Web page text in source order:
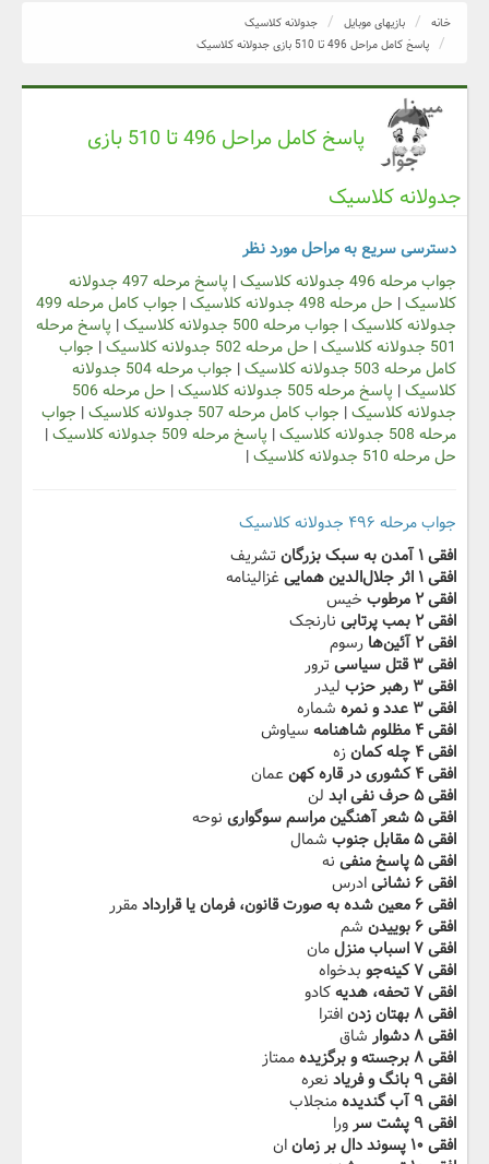
خانه بازیهای موبایل
جدولانه کلاسیک
پاسخ کامل مراحل 496 تا 510 بازی جدولانه کلاسیک
پاسخ کامل مراحل 496 تا 510 بازی
جدولانه کلاسیک
دسترسی سریع به مراحل مورد نظر
جواب مرحله 496 جدولانه کلاسیک
|
پاسخ مرحله 497 جدولانه
کلاسیک| حل مرحله 498 جدولانه کلاسیک |
جواب کامل مرحله 499
جدولانه کلاسیک| جواب مرحله 500 جدولانه کلاسیک | پاسخ مرحله
501 جدولانه کلاسیک
| حل مرحله 502 جدولانه کلاسیک | جواب
کامل مرحله 503 جدولانه کلاسیک
|
جواب مرحله 504 جدولانه
کلاسیک| پاسخ مرحله 505 جدولانه کلاسیک |
حل مرحله 506
جدولانه کلاسیک| جواب کامل مرحله 507 جدولانه کلاسیک | جواب
مرحله 508 جدولانه کلاسیک
| پاسخ مرحله 509 جدولانه کلاسیک
|
حل مرحله 510 جدولانه کلاسیک
|
جواب مرحله ۴۹۶ جدولانه کلاسیک
افقی ۱ آمدن به سبک بزرگان
تشریف
افقی ۱ اثر جلال‌الدین همایی
غزالینامه
افقی ۲ مرطوب
خیس
افقی ۲ بمب پرتابی
نارنجک
افقی ۲ آئین‌ها
رسوم
افقی ۳ قتل سیاسی
ترور
افقی ۳ رهبر حزب
لیدر
افقی ۳ عدد و نمره
شماره
افقی ۴ مظلوم شاهنامه
سیاوش
افقی ۴ چله کمان
زه
افقی ۴ کشوری در قاره کهن
عمان
افقی ۵ حرف نفی ابد
لن
افقی ۵ شعر آهنگین مراسم سوگواری
نوحه
افقی ۵ مقابل جنوب
شمال
افقی ۵ پاسخ منفی
نه
افقی ۶ نشانی
ادرس
افقی ۶ معین شده به صورت قانون، فرمان یا قرارداد
مقرر
افقی ۶ بوییدن
شم
افقی ۷ اسباب منزل
مان
افقی ۷ کینه‌جو
بدخواه
افقی ۷ تحفه، هدیه
کادو
افقی ۸ بهتان زدن
افترا
افقی ۸ دشوار
شاق
افقی ۸ برجسته و برگزیده
ممتاز
افقی ۹ بانگ و فریاد
نعره
افقی ۹ آب گندیده
منجلاب
افقی ۹ پشت سر
ورا
افقی ۱۰ پسوند دال بر زمان
ان